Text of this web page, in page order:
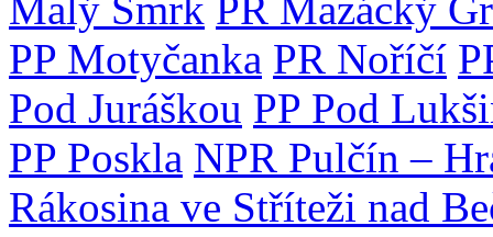
PP Motyčanka PR Noříčí
Pod Juráškou PP Pod
PP Poskla NPR Pulčín –
Rákosina ve Stříteži nad